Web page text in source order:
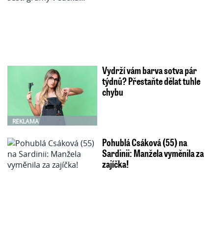
REKLAMA
Vydrží vám barva sotva pár
týdnů? Přestaňte dělat tuhle
chybu
Pohublá Csáková (55) na
Sardinii: Manžela vyměnila za
zajíčka!